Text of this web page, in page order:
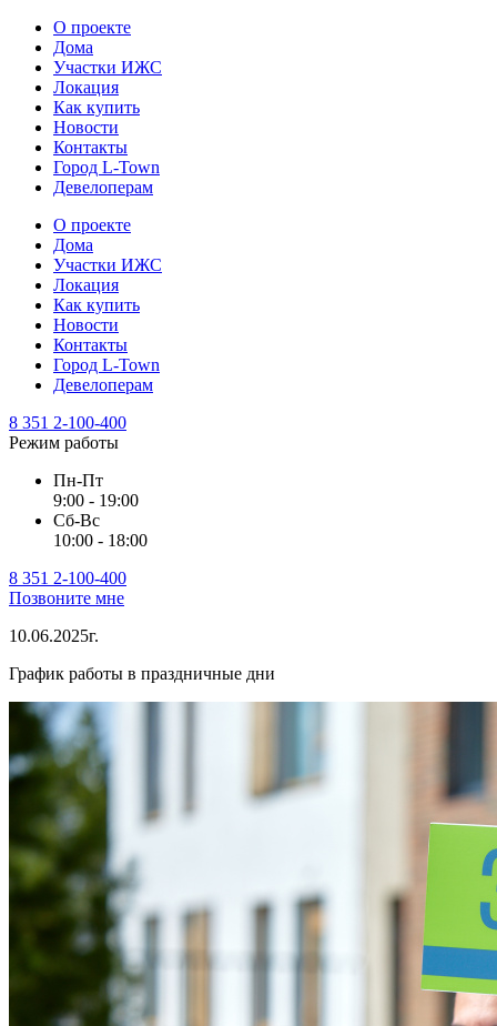
О проекте
Дома
Участки ИЖС
Локация
Как купить
Новости
Контакты
Город L-Town
Девелоперам
О проекте
Дома
Участки ИЖС
Локация
Как купить
Новости
Контакты
Город L-Town
Девелоперам
8 351 2-100-400
Режим работы
Пн-Пт
9:00 - 19:00
Сб-Вс
10:00 - 18:00
8 351 2-100-400
Позвоните мне
10.06.2025г.
График работы в праздничные дни